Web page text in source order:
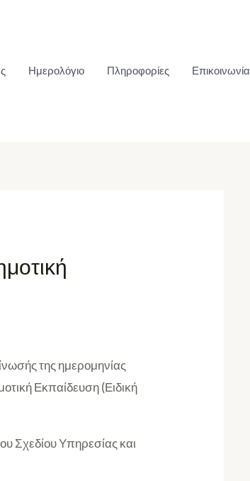
Ημερολόγιο Πληροφορίες Επικοινωνία
της ημερομηνίας
Εκπαίδευση (Ειδική
Σχεδίου Υπηρεσίας και